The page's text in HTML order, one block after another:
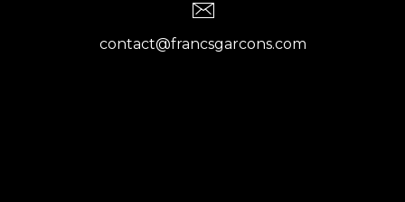
contact@francsgarcons.com